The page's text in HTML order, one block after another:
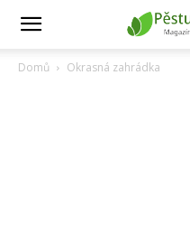
Domů Okrasná zahrádka